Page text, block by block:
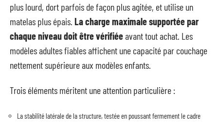
plus lourd, dort parfois de façon plus agitée, et utilise un
matelas plus épais. La charge maximale supportée par
chaque niveau doit être vérifiéeavant tout achat. Les
modèles adultes fiables affichent une capacité par couchage
nettement supérieure aux modèles enfants.
Trois éléments méritent une attention particulière :
La stabilité latérale de la structure, testée en poussant fermement le cadre